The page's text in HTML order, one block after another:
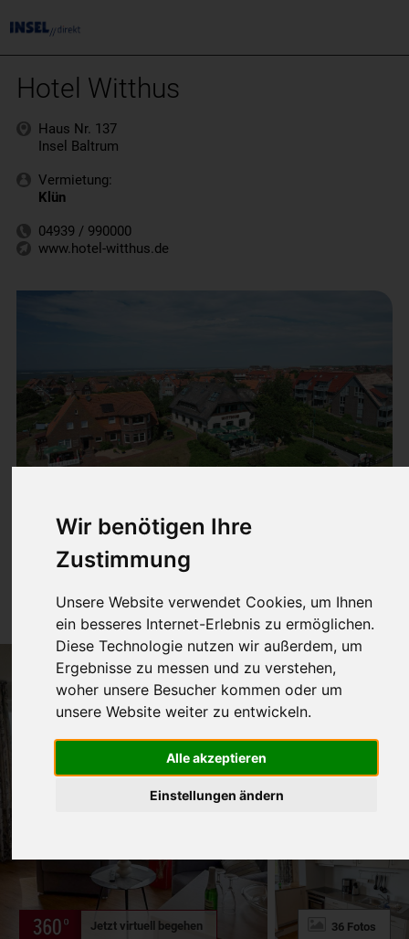
Wir benötigen Ihre
Zustimmung
Unsere Website verwendet Cookies, um Ihnen
ein besseres Internet-Erlebnis zu ermöglichen.
Diese Technologie nutzen wir außerdem, um
Ergebnisse zu messen und zu verstehen,
woher unsere Besucher kommen oder um
unsere Website weiter zu entwickeln.
Alle akzeptieren
Einstellungen ändern
Hotel Witthus
Haus Nr. 137
Insel Baltrum
Vermietung:
Klün
04939 / 990000
www.hotel-witthus.de
Apartment Wattkieker
36 Fotos
Jetzt virtuell begehen